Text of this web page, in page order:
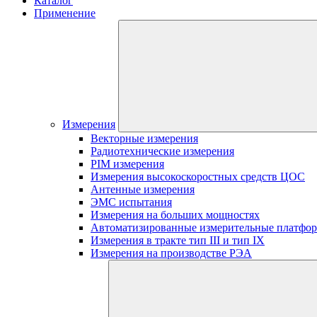
Применение
Измерения
Векторные измерения
Радиотехнические измерения
PIM измерения
Измерения высокоскоростных средств ЦОС
Антенные измерения
ЭМС испытания
Измерения на больших мощностях
Автоматизированные измерительные
Измерения в тракте тип III и тип IX
Измерения на производстве РЭА